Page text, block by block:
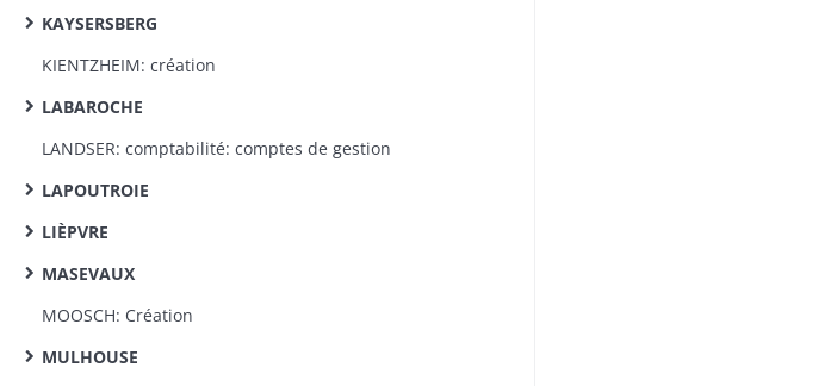
KAYSERSBERG
KIENTZHEIM: création
LABAROCHE
LANDSER: comptabilité: comptes de gestion
LAPOUTROIE
LIÈPVRE
MASEVAUX
MOOSCH: Création
MULHOUSE